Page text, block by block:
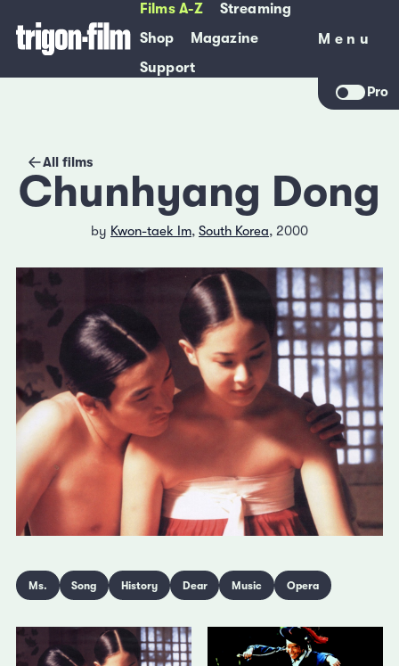
Films A-Z
Streaming
Shop
Magazine
Support
Menu
Menu
Pro
All films
Chunhyang Dong
by Kwon-taek Im, South Korea, 2000
Ms. Song History Dear Music Opera